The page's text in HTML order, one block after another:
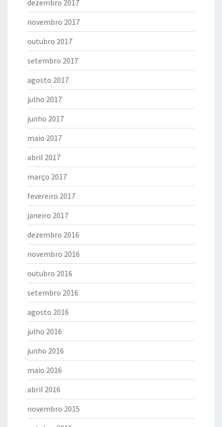
dezembro 2017
novembro 2017
outubro 2017
setembro 2017
agosto 2017
julho 2017
junho 2017
maio 2017
abril 2017
março 2017
fevereiro 2017
janeiro 2017
dezembro 2016
novembro 2016
outubro 2016
setembro 2016
agosto 2016
julho 2016
junho 2016
maio 2016
abril 2016
novembro 2015